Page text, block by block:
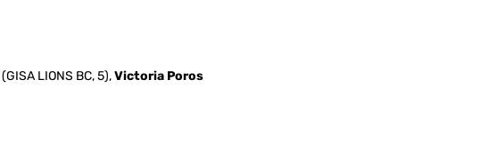
(GISA LIONS BC, 5),Victoria Poros